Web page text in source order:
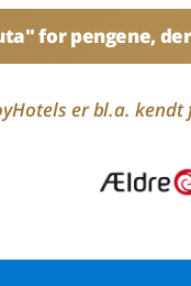
for pengene,
er bl.a. kendt